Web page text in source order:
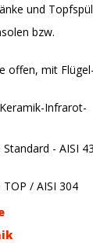
und
bzw.
offen, mit Flügel-
Infrarot-
- AISI
/ AISI 304